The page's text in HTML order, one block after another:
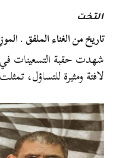
التخت
تاريخ من الغناء الملفق .
شهدت حقبة التسعينات
لافتة ومثيرة للتساؤل،